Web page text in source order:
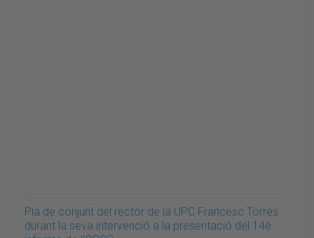
Pla de conjunt del rector de la UPC Francesc Torres
durant la seva intervenció a la presentació del 14è